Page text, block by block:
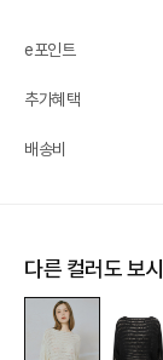
상품 쿠폰 할인
[더틸
e포인트 (보유 :
바바캐시 1% 할인
e포인트
추가혜택
국민카드 이벤트
배송비
제주 도서산간 지역
배송 가능 지역
다른 컬러도 보